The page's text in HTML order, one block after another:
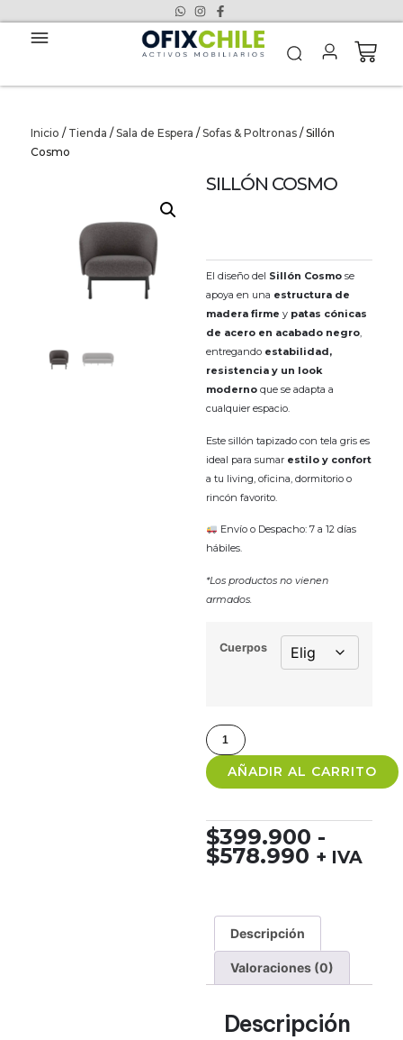
Inicio / Tienda / Sala de Espera / Sofas & Poltronas/ Sillón
Cosmo
SILLÓN COSMO
El diseño del Sillón Cosmo se
apoya en una estructura de
madera firme y patas cónicas
de acero en acabado negro,
entregando estabilidad,
resistencia y un look
moderno que se adapta a
cualquier espacio.
Este sillón tapizado con tela gris es
ideal para sumar estilo y confort
a tu living, oficina, dormitorio o
rincón favorito.
Envío o Despacho: 7 a 12 días
hábiles.
*Los productos no vienen
armados.
Cuerpos
AÑADIR AL CARRITO
$399.900 -
$578.990 + IVA
Descripción
Valoraciones (0)
Descripción